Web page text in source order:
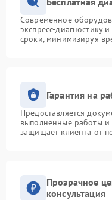
Современное
экспресс-диагностику
сроки, минимизируя
Гарантия на
Предоставляется
выполненные работы и
защищает клиента от
Прозрачное
консультация